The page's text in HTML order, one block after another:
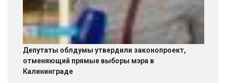
Депутаты облдумы утвердили законопроект,
отменяющий прямые выборы мэра в
Калининграде